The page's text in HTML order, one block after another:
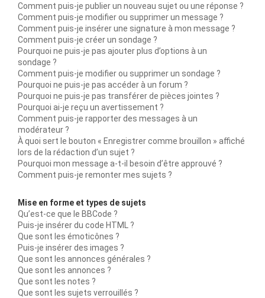
Comment puis-je publier un nouveau sujet ou une réponse ?
Comment puis-je modifier ou supprimer un message ?
Comment puis-je insérer une signature à mon message ?
Comment puis-je créer un sondage ?
Pourquoi ne puis-je pas ajouter plus d’options à un
sondage ?
Comment puis-je modifier ou supprimer un sondage ?
Pourquoi ne puis-je pas accéder à un forum ?
Pourquoi ne puis-je pas transférer de pièces jointes ?
Pourquoi ai-je reçu un avertissement ?
Comment puis-je rapporter des messages à un
modérateur ?
À quoi sert le bouton « Enregistrer comme brouillon » affiché
lors de la rédaction d’un sujet ?
Pourquoi mon message a-t-il besoin d’être approuvé ?
Comment puis-je remonter mes sujets ?
Mise en forme et types de sujets
Qu’est-ce que le BBCode ?
Puis-je insérer du code HTML ?
Que sont les émoticônes ?
Puis-je insérer des images ?
Que sont les annonces générales ?
Que sont les annonces ?
Que sont les notes ?
Que sont les sujets verrouillés ?